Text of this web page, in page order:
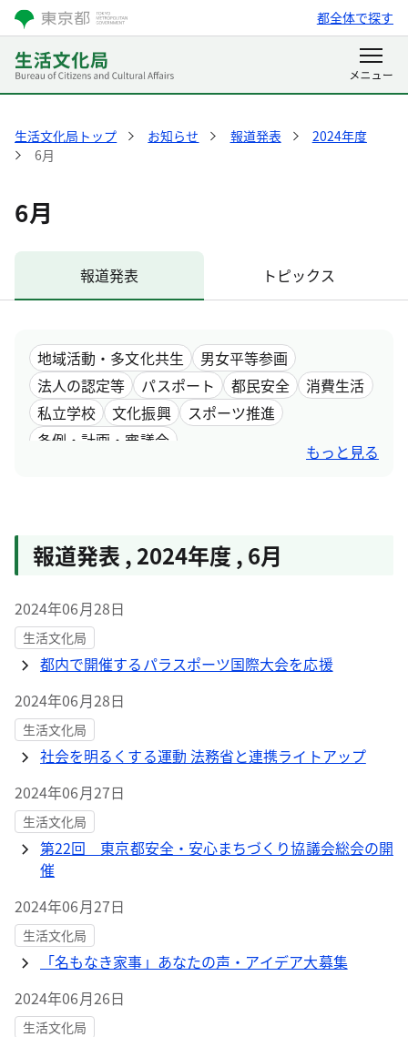
都全体で探す
生活文化局トップ お知らせ 報道発表
2024年度
6月
6月
報道発表 トピックス
地域活動・多文化共生
男女平等参画
法人の認定等
パスポート 都民安全
消費生活
私立学校
文化振興
スポーツ推進
条例・計画・審議会
もっと見る
報道発表 , 2024年度 , 6月
2024年06月28日
生活文化局
都内で開催するパラスポーツ国際大会を応援
2024年06月28日
生活文化局
社会を明るくする運動 法務省と連携ライトアップ
2024年06月27日
生活文化局
第22回 東京都安全・安心まちづくり協議会総会の開
催
2024年06月27日
生活文化局
「名もなき家事」あなたの声・アイデア大募集
2024年06月26日
生活文化局